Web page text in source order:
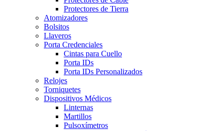
Protectores de Tierra
Atomizadores
Bolsitos
Llaveros
Porta Credenciales
Cintas para Cuello
Porta IDs
Porta IDs Personalizados
Relojes
Torniquetes
Dispositivos Médicos
Linternas
Martillos
Pulsoxímetros